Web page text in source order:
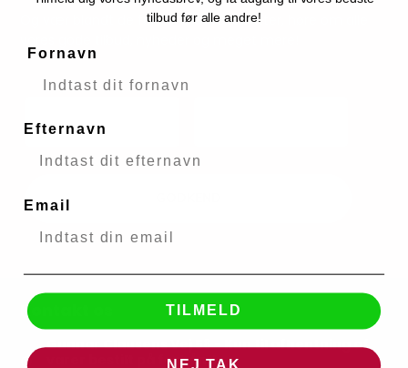
Og vær blandt de første til at få rabatter, høre om alle
Kontakt os
Gunnar Clausens Vej 58 - Kun til afhentning af
varer bestilt på forhånd.
tilbud før alle andre!
Fornavn
Efternavn
Email
TILMELD